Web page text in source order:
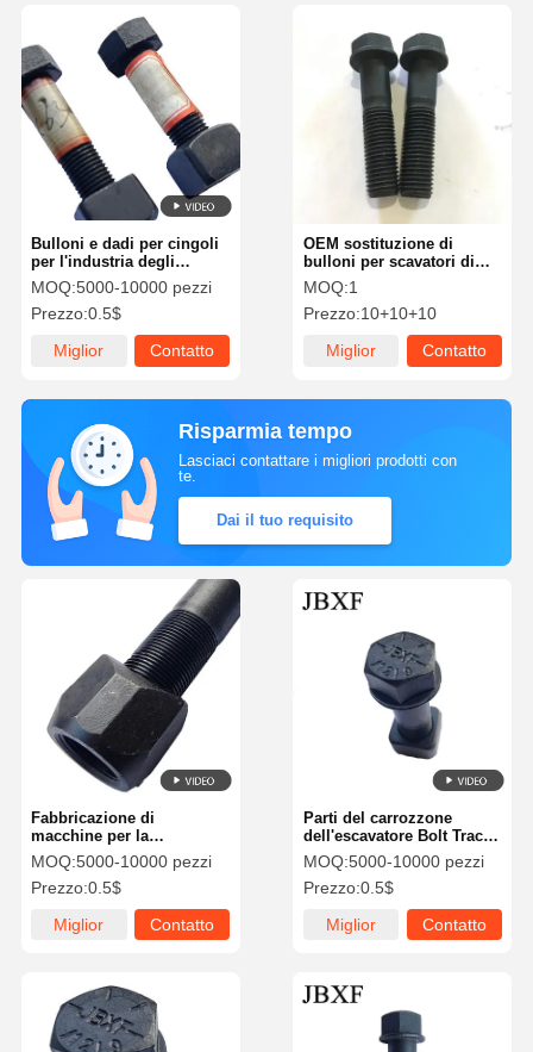
Bulloni e dadi per cingoli
per l'industria degli
escavatori, dimensioni
M12-M30, uso duraturo
MOQ:5000-10000 pezzi
Prezzo:0.5$
Miglior
Contatto
OEM sostituzione di
bulloni per scavatori di
tracciato del carrello DIN
Standard M22x100mm
MOQ:1
Prezzo:10+10+10
Miglior
Contatto
Risparmia tempo
Lasciaci contattare i migliori prodotti con
te.
Dai il tuo requisito
Parti del carrozzone
dell'escavatore Bolt Track
20mm Cat315 Cat320
Cat322 9W3619 Cr5437
MOQ:5000-10000 pezzi
Prezzo:0.5$
Miglior
Contatto
Fabbricazione di
macchine per la
produzione di calzature
MOQ:5000-10000 pezzi
Prezzo:0.5$
Miglior
Contatto